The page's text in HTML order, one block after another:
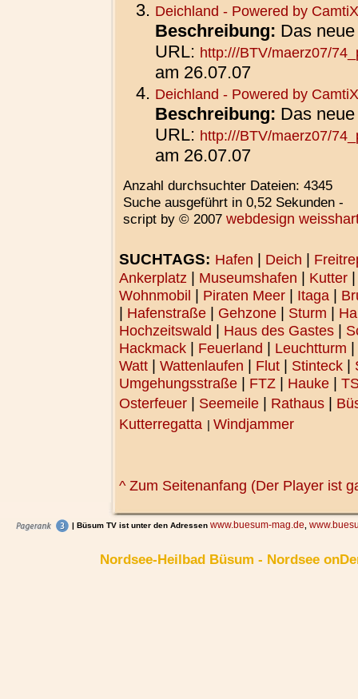
Deichland - Powered by CamtiX
Beschreibung: Das neue
URL: http:///BTV/maerz07/
am 26.07.07
Deichland - Powered by CamtiX
Beschreibung: Das neue
URL: http:///BTV/maerz07/
am 26.07.07
Anzahl durchsuchter Dateien: 4345
Suche ausgeführt in 0,52 Sekunden -
script by © 2007 webdesign
SUCHTAGS: Hafen | Deich |
Ankerplatz | Museumshafen | Kutter
Wohnmobil | Piraten Meer | Itaga |
| Hafenstraße | Gehzone | Sturm |
Hochzeitswald | Haus des Gastes |
Hackmack | Feuerland | Leuchtturm |
Watt | Wattenlaufen | Flut | Stinteck |
Umgehungsstraße | FTZ | Hauke |
Osterfeuer | Seemeile | Rathaus |
Kutterregatta
Windjammer
^ Zum Seitenanfang (Der Player ist
| Büsum TV ist unter den Adressen www.buesum-mag.de
Nordsee-Heilbad Büsum - Nordsee